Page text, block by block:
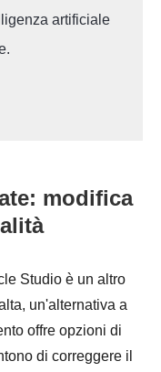
artificiale
modifica
Studio è un altro
un'alternativa a
offre opzioni di
di correggere il